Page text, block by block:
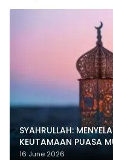
SYAHRULLAH:
KEUTAMAAN PUASA
16 June 2026